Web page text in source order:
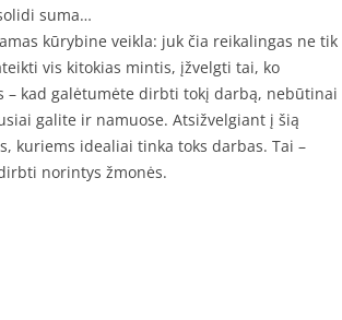
suma…
kūrybine veikla: juk čia reikalingas ne tik
vis kitokias mintis, įžvelgti tai, ko
– kad galėtumėte dirbti tokį darbą, nebūtinai
galite ir namuose. Atsižvelgiant į šią
kuriems idealiai tinka toks darbas. Tai –
norintys žmonės.